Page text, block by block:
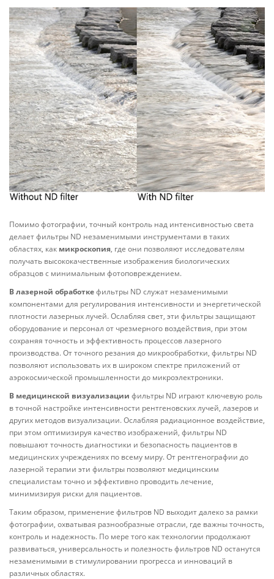
Помимо фотографии, точный контроль над интенсивностью света
делает фильтры ND незаменимыми инструментами в таких
областях, как микроскопия, где они позволяют исследователям
получать высококачественные изображения биологических
образцов с минимальным фотоповреждением.
В лазерной обработкефильтры ND служат незаменимыми
компонентами для регулирования интенсивности и энергетической
плотности лазерных лучей. Ослабляя свет, эти фильтры защищают
оборудование и персонал от чрезмерного воздействия, при этом
сохраняя точность и эффективность процессов лазерного
производства. От точного резания до микрообработки, фильтры ND
позволяют использовать их в широком спектре приложений от
аэрокосмической промышленности до микроэлектроники.
В медицинской визуализации фильтры ND играют ключевую роль
в точной настройке интенсивности рентгеновских лучей, лазеров и
других методов визуализации. Ослабляя радиационное воздействие,
при этом оптимизируя качество изображений, фильтры ND
повышают точность диагностики и безопасность пациентов в
медицинских учреждениях по всему миру. От рентгенографии до
лазерной терапии эти фильтры позволяют медицинским
специалистам точно и эффективно проводить лечение,
минимизируя риски для пациентов.
Таким образом, применение фильтров ND выходит далеко за рамки
фотографии, охватывая разнообразные отрасли, где важны точность,
контроль и надежность. По мере того как технологии продолжают
развиваться, универсальность и полезность фильтров ND останутся
незаменимыми в стимулировании прогресса и инноваций в
различных областях.